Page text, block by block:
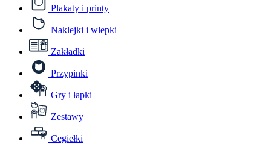
Plakaty i printy
Naklejki i wlepki
Zakładki
Przypinki
Gry i łapki
Zestawy
Cegiełki